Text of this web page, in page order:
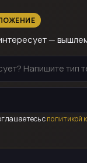
—
сполитикой